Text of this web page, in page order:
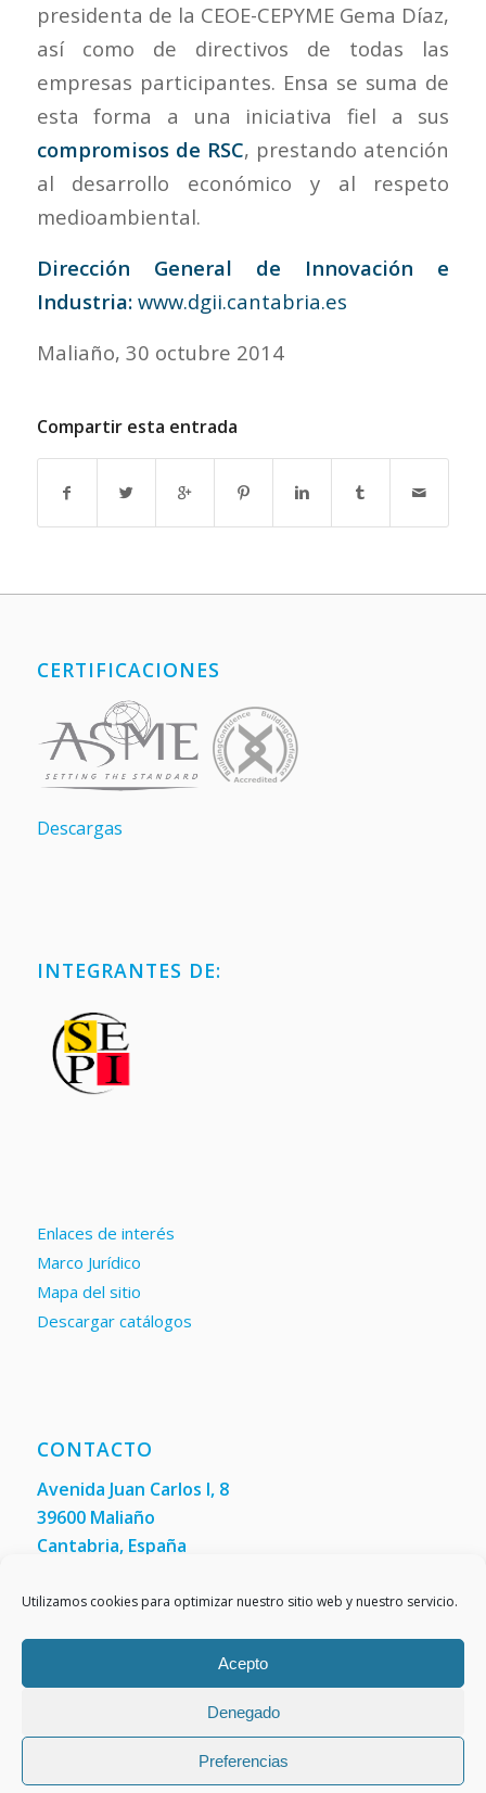
Utilizamos cookies para optimizar nuestro sitio web y nuestro servicio.
Acepto
Denegado
Preferencias
presidenta de la CEOE-CEPYME Gema Díaz,
así como de directivos de todas las
empresas participantes. Ensa se suma de
esta forma a una iniciativa fiel a sus
compromisos de RSC, prestando atención
al desarrollo económico y al respeto
medioambiental.
Dirección General de Innovación e
Industria: www.dgii.cantabria.es
Maliaño, 30 octubre 2014
Compartir esta entrada
CERTIFICACIONES
Descargas
INTEGRANTES DE:
Enlaces de interés
Marco Jurídico
Mapa del sitio
Descargar catálogos
CONTACTO
Avenida Juan Carlos I, 8
39600 Maliaño
Cantabria, España
Fax:(+34) 942 200 148